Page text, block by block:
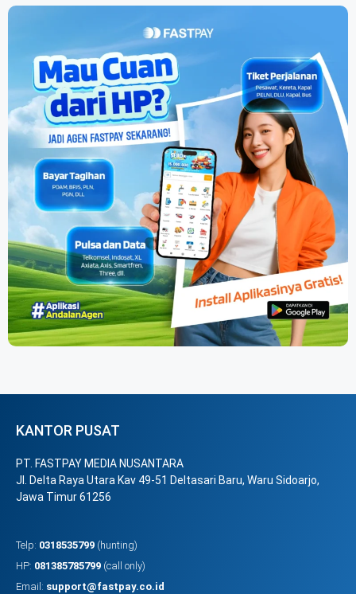
KANTOR PUSAT
PT. FASTPAY MEDIA NUSANTARA
Jl. Delta Raya Utara Kav 49-51 Deltasari Baru, Waru Sidoarjo,
Jawa Timur 61256
Telp: 0318535799 (hunting)
HP: 081385785799 (call only)
Email: support@fastpay.co.id